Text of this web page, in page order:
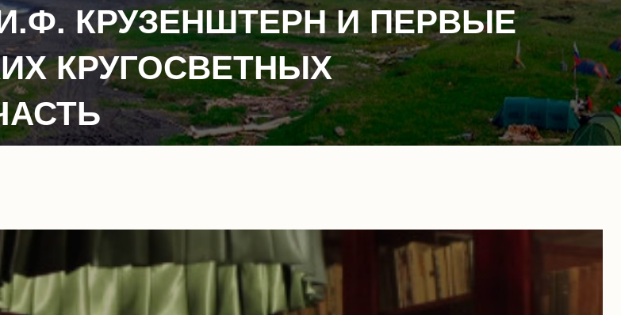
КРУЗЕНШТЕРН И ПЕРВЫЕ
КРУГОСВЕТНЫХ